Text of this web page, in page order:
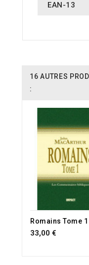
EAN-13
16 AUTRES
:
Romains Tome 1
33,00 €